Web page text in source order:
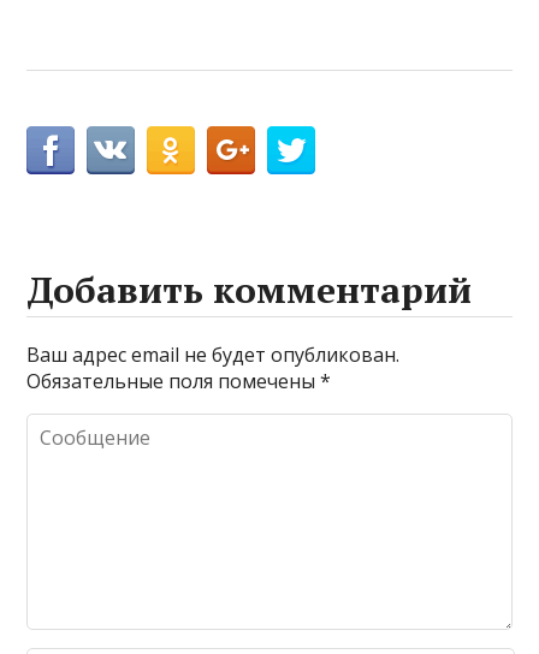
Добавить комментарий
Ваш адрес email не будет опубликован.
Обязательные поля помечены*